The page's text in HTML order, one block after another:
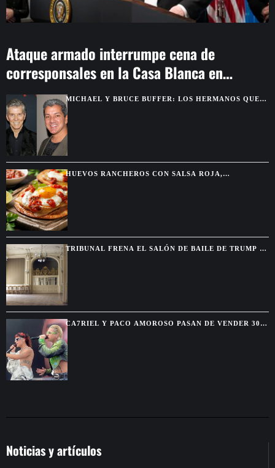
Ataque armado interrumpe cena de
corresponsales en la Casa Blanca en
WashingtonMICHAEL Y BRUCE BUFFER: LOS HERMANOS QUE
SE DESCUBRIERON GRACIAS A UNA PELEA POR
TELEVISIÓN
HUEVOS RANCHEROS CON SALSA ROJA,
TORTILLAS DORADAS Y SABOR DE DESAYUNO
MEXICANO
TRIBUNAL FRENA EL SALÓN DE BAILE DE TRUMP Y
CA7RIEL Y PACO AMOROSO PASAN DE VENDER 300
BOLETOS A REUNIR 15.000 FANS EN MÉXICO
Noticias y artículos